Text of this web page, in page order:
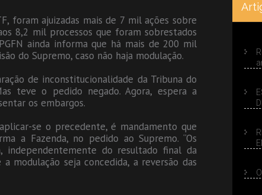
foram ajuizadas mais de 7 mil ações sobre
8,2 mil processos que foram sobrestados
ainda informa que há mais de 200 mil
do Supremo, caso não haja modulação.
de inconstitucionalidade da Tribuna do
teve o pedido negado. Agora, espera a
os embargos.
se o precedente, é mandamento que
a Fazenda, no pedido ao Supremo. “Os
independentemente do resultado final da
modulação seja concedida, a reversão das